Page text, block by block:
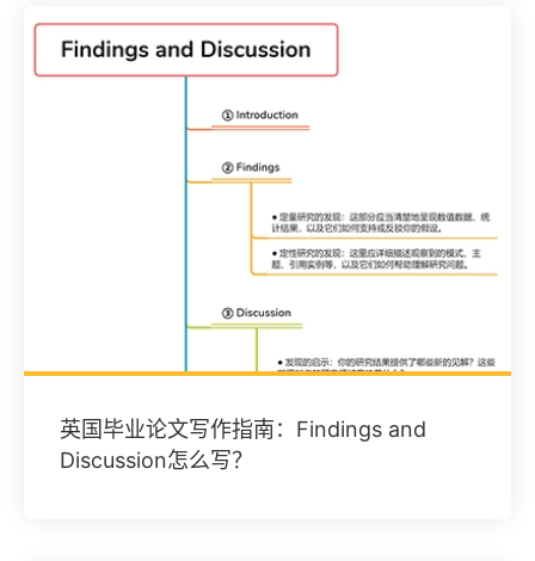
英国毕业论文写作指南：Findings and
Discussion怎么写？